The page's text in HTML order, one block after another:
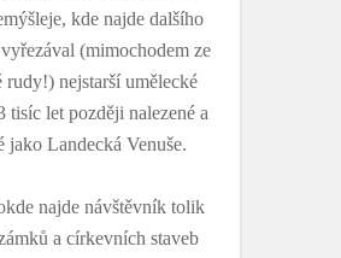
kde najde dalšího
(mimochodem ze
rudy!) nejstarší umělecké
tisíc let později nalezené a
jako Landecká Venuše.
najde návštěvník tolik
a církevních staveb